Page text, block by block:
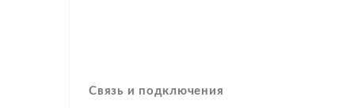
Связь и подключения